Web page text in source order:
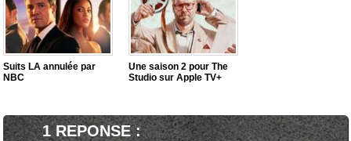
Suits LA annulée par
NBC
Une saison 2 pour The
Studio sur Apple TV+
1 REPONSE :